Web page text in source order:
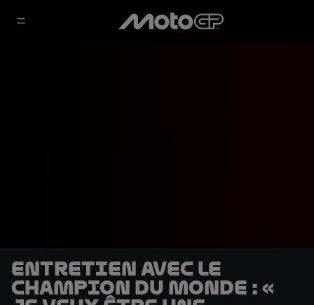
Entretien avec le
Champion du Monde : «